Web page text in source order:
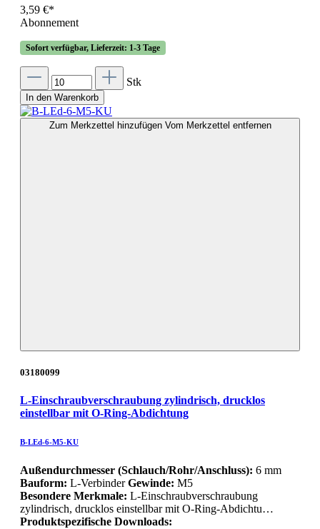
3,59 €*
Abonnement
Sofort verfügbar, Lieferzeit: 1-3 Tage
Stk
In den Warenkorb
Zum Merkzettel hinzufügen Vom Merkzettel entfernen
03180099
L-Einschraubverschraubung zylindrisch, drucklos
einstellbar mit O-Ring-Abdichtung
B-LEd-6-M5-KU
Außendurchmesser (Schlauch/Rohr/Anschluss): 6 mm
Bauform: L-VerbinderGewinde: M5
Besondere Merkmale: L-Einschraubverschraubung
zylindrisch, drucklos einstellbar mit O-Ring-Abdichtu…
Produktspezifische Downloads: